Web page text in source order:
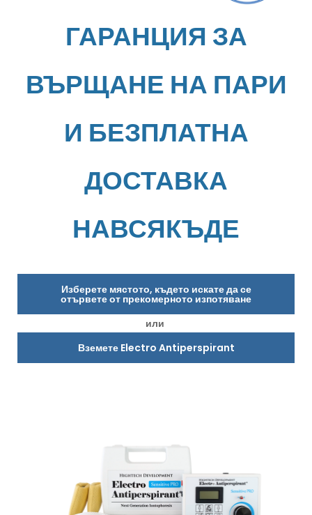
ГАРАНЦИЯ ЗА
ВЪРЩАНЕ НА ПАРИ
И БЕЗПЛАТНА
ДОСТАВКА
НАВСЯКЪДЕ
Изберете мястото, където искате да се
отървете от прекомерното изпотяване
или
Вземете Electro Antiperspirant